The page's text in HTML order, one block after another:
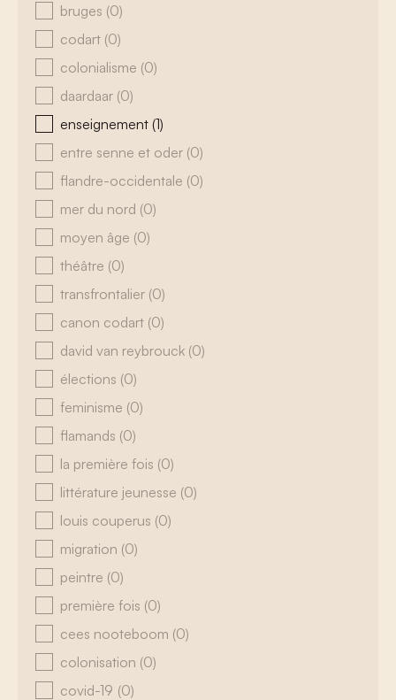
bruges (0)
codart (0)
colonialisme (0)
daardaar (0)
enseignement (1)
entre senne et oder (0)
flandre-occidentale (0)
mer du nord (0)
moyen âge (0)
théâtre (0)
transfrontalier (0)
canon codart (0)
david van reybrouck (0)
élections (0)
feminisme (0)
flamands (0)
la première fois (0)
littérature jeunesse (0)
louis couperus (0)
migration (0)
peintre (0)
première fois (0)
cees nooteboom (0)
colonisation (0)
covid-19 (0)